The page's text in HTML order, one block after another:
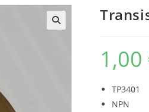
1,00
TP3401
NPN